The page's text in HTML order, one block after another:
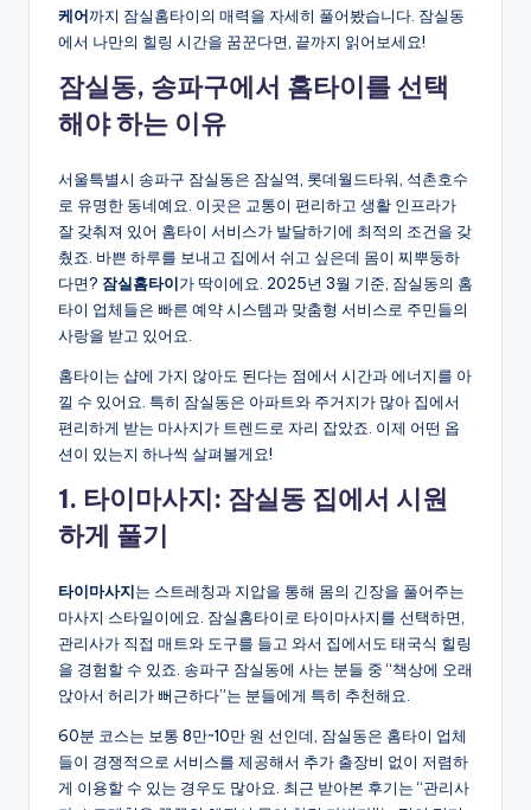
케어까지 잠실홈타이의 매력을 자세히 풀어봤습니다. 잠실동
에서 나만의 힐링 시간을 꿈꾼다면, 끝까지 읽어보세요!
잠실동, 송파구에서 홈타이를 선택
해야 하는 이유
서울특별시 송파구 잠실동은 잠실역, 롯데월드타워, 석촌호수
로 유명한 동네예요. 이곳은 교통이 편리하고 생활 인프라가
잘 갖춰져 있어 홈타이 서비스가 발달하기에 최적의 조건을 갖
췄죠. 바쁜 하루를 보내고 집에서 쉬고 싶은데 몸이 찌뿌둥하
다면? 잠실홈타이가 딱이에요. 2025년 3월 기준, 잠실동의 홈
타이 업체들은 빠른 예약 시스템과 맞춤형 서비스로 주민들의
사랑을 받고 있어요.
홈타이는 샵에 가지 않아도 된다는 점에서 시간과 에너지를 아
낄 수 있어요. 특히 잠실동은 아파트와 주거지가 많아 집에서
편리하게 받는 마사지가 트렌드로 자리 잡았죠. 이제 어떤 옵
션이 있는지 하나씩 살펴볼게요!
1. 타이마사지: 잠실동 집에서 시원
하게 풀기
타이마사지는 스트레칭과 지압을 통해 몸의 긴장을 풀어주는
마사지 스타일이에요. 잠실홈타이로 타이마사지를 선택하면,
관리사가 직접 매트와 도구를 들고 와서 집에서도 태국식 힐링
을 경험할 수 있죠. 송파구 잠실동에 사는 분들 중 “책상에 오래
앉아서 허리가 뻐근하다”는 분들에게 특히 추천해요.
60분 코스는 보통 8만~10만 원 선인데, 잠실동은 홈타이 업체
들이 경쟁적으로 서비스를 제공해서 추가 출장비 없이 저렴하
게 이용할 수 있는 경우도 많아요. 최근 받아본 후기는 “관리사